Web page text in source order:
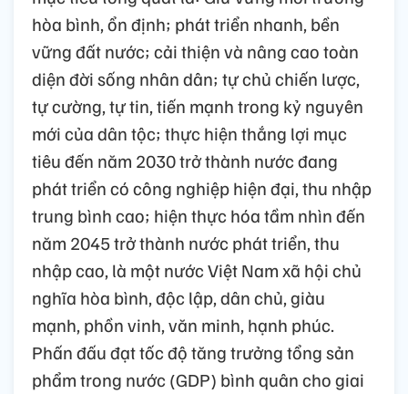
hòa bình, ổn định; phát triển nhanh, bền
vững đất nước; cải thiện và nâng cao toàn
diện đời sống nhân dân; tự chủ chiến lược,
tự cường, tự tin, tiến mạnh trong kỷ nguyên
mới của dân tộc; thực hiện thắng lợi mục
tiêu đến năm 2030 trở thành nước đang
phát triển có công nghiệp hiện đại, thu nhập
trung bình cao; hiện thực hóa tầm nhìn đến
năm 2045 trở thành nước phát triển, thu
nhập cao, là một nước Việt Nam xã hội chủ
nghĩa hòa bình, độc lập, dân chủ, giàu
mạnh, phồn vinh, văn minh, hạnh phúc.
Phấn đấu đạt tốc độ tăng trưởng tổng sản
phẩm trong nước (GDP) bình quân cho giai